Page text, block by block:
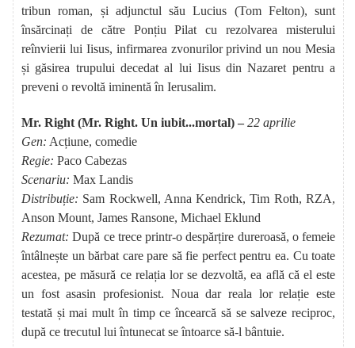
tribun roman, și adjunctul său Lucius (Tom Felton), sunt
însărcinați de către Ponțiu Pilat cu rezolvarea misterului
reînvierii lui Iisus, infirmarea zvonurilor privind un nou Mesia
și găsirea trupului decedat al lui Iisus din Nazaret pentru a
preveni o revoltă iminentă în Ierusalim.
Mr. Right (Mr. Right. Un iubit...mortal) – 22 aprilie
Gen: Acțiune, comedie
Regie: Paco Cabezas
Scenariu: Max Landis
Distribuție: Sam Rockwell, Anna Kendrick, Tim Roth, RZA,
Anson Mount, James Ransone, Michael Eklund
Rezumat: După ce trece printr-o despărțire dureroasă, o femeie
întâlnește un bărbat care pare să fie perfect pentru ea. Cu toate
acestea, pe măsură ce relația lor se dezvoltă, ea află că el este
un fost asasin profesionist. Noua dar reala lor relație este
testată și mai mult în timp ce încearcă să se salveze reciproc,
după ce trecutul lui întunecat se întoarce să-l bântuie.